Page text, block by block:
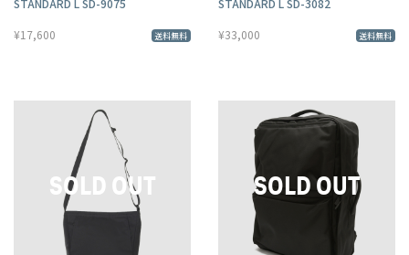
STANDARD L SD-9075
¥17,600 送料無料
STANDARD L SD-3082
¥33,000 送料無料